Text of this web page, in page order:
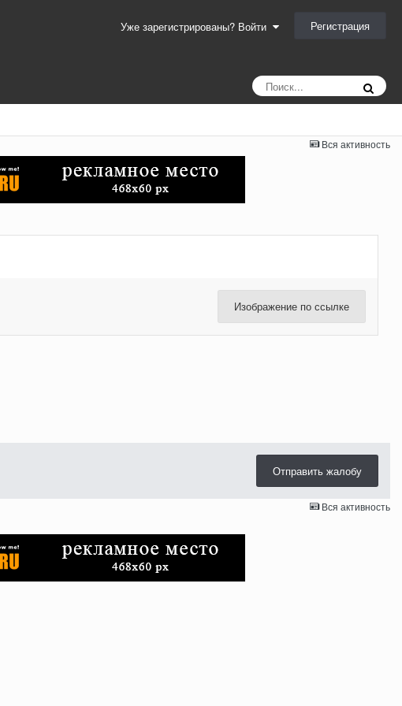
Уже зарегистрированы? Войти Регистрация
Вся активность
Изображение по ссылке
Отправить жалобу
Вся активность